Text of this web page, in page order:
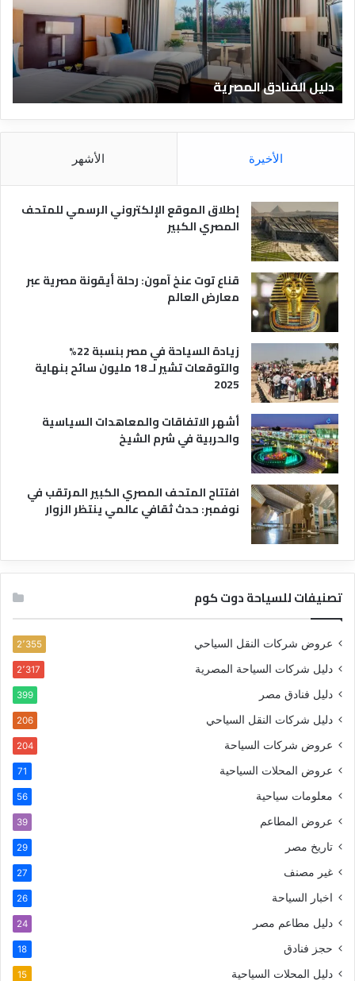
ا
ل
ف
ن
ا
د
ق
ا
ل
ر
ة
دليل الفنادق المصرية
ق
و
الأخيرة الأشهر
إطلاق الموقع الإلكتروني الرسمي للمتحف
المصري الكبير
قناع توت عنخ آمون: رحلة أيقونة مصرية عبر
معارض العالم
زيادة السياحة في مصر بنسبة 22%
والتوقعات تشير لـ 18 مليون سائح بنهاية
2025
أشهر الاتفاقات والمعاهدات السياسية
والحربية في شرم الشيخ
افتتاح المتحف المصري الكبير المرتقب في
نوفمبر: حدث ثقافي عالمي ينتظر الزوار
تصنيفات للسياحة دوت كوم
عروض شركات النقل السياحي 2٬355
دليل شركات السياحة المصرية 2٬317
دليل فنادق مصر 399
دليل شركات النقل السياحي 206
عروض شركات السياحة 204
عروض المحلات السياحية 71
معلومات سياحية 56
عروض المطاعم 39
تاريخ مصر 29
غير مصنف 27
اخبار السياحة 26
دليل مطاعم مصر 24
حجز فنادق 18
دليل المحلات السياحية 15